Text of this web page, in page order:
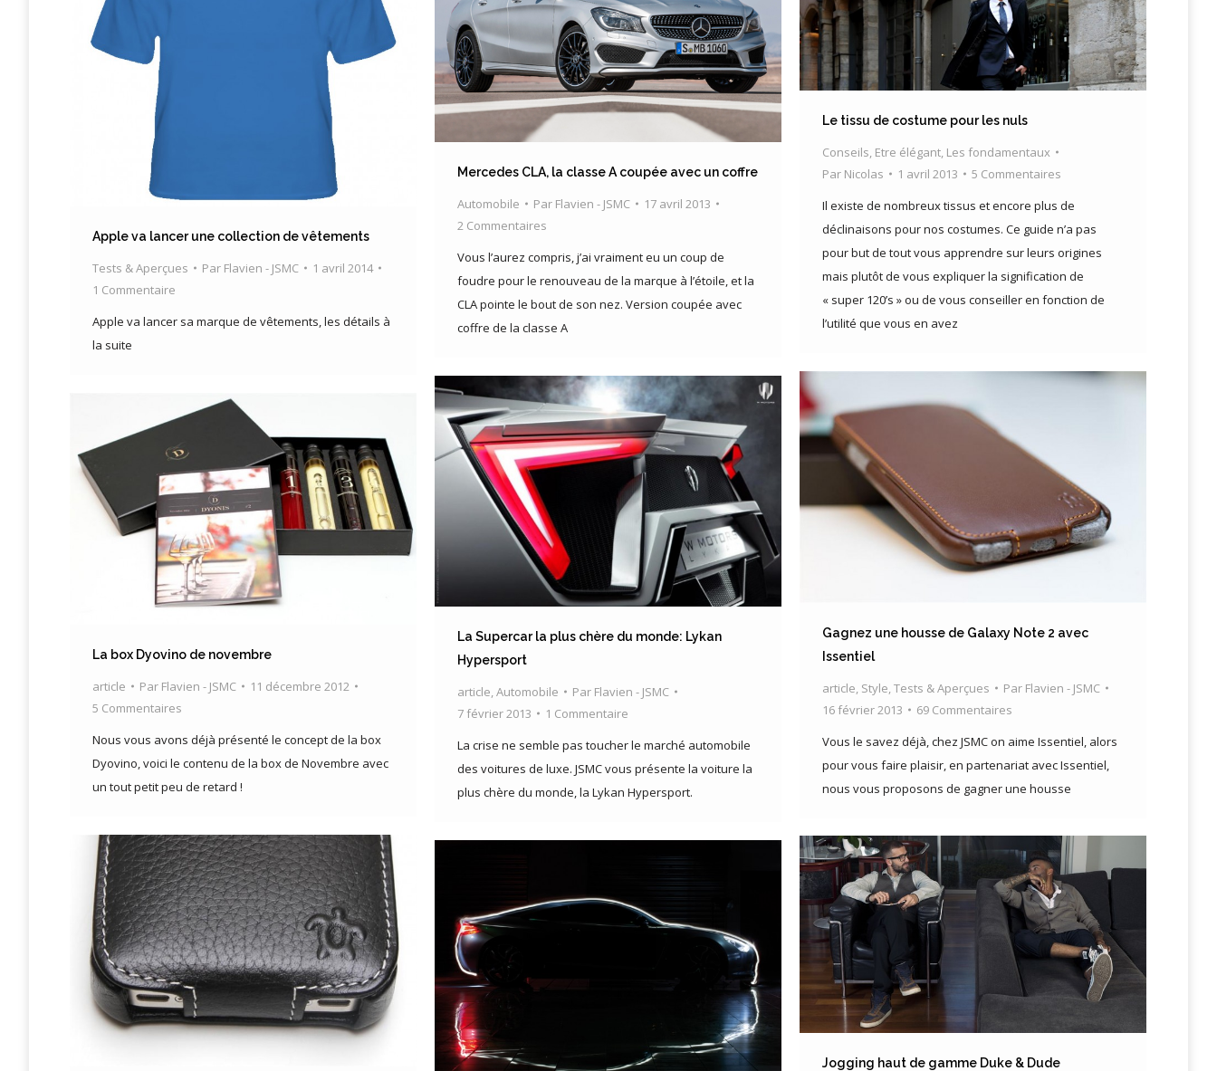
Apple va lancer une collection de vêtements
Tests & Aperçues Par Flavien - JSMC
1 avril 2014
1 Commentaire
Apple va lancer sa marque de vêtements, les détails à
la suite
Mercedes CLA, la classe A coupée avec un coffre
Automobile Par Flavien - JSMC
17 avril 2013
2 Commentaires
Vous l’aurez compris, j’ai vraiment eu un coup de
foudre pour le renouveau de la marque à l’étoile, et la
CLA pointe le bout de son nez. Version coupée avec
coffre de la classe A
Le tissu de costume pour les nuls
Conseils, Etre élégant, Les fondamentaux
Par Nicolas 1 avril 2013
5 Commentaires
Il existe de nombreux tissus et encore plus de
déclinaisons pour nos costumes. Ce guide n’a pas
pour but de tout vous apprendre sur leurs origines
mais plutôt de vous expliquer la signification de
« super 120’s » ou de vous conseiller en fonction de
l’utilité que vous en avez
Gagnez une housse de Galaxy Note 2 avec
Issentiel
article Style Tests & Aperçues Par Flavien - JSMC
16 février 2013
69 Commentaires
Vous le savez déjà, chez JSMC on aime Issentiel, alors
pour vous faire plaisir, en partenariat avec Issentiel,
nous vous proposons de gagner une housse
La Supercar la plus chère du monde: Lykan
Hypersport
article,Automobile Par Flavien - JSMC
7 février 2013
1 Commentaire
La crise ne semble pas toucher le marché automobile
des voitures de luxe. JSMC vous présente la voiture la
plus chère du monde, la Lykan Hypersport.
La box Dyovino de novembre
article Par Flavien - JSMC
11 décembre 2012
5 Commentaires
Nous vous avons déjà présenté le concept de la box
Dyovino, voici le contenu de la box de Novembre avec
un tout petit peu de retard !
Jogging haut de gamme Duke & Dude